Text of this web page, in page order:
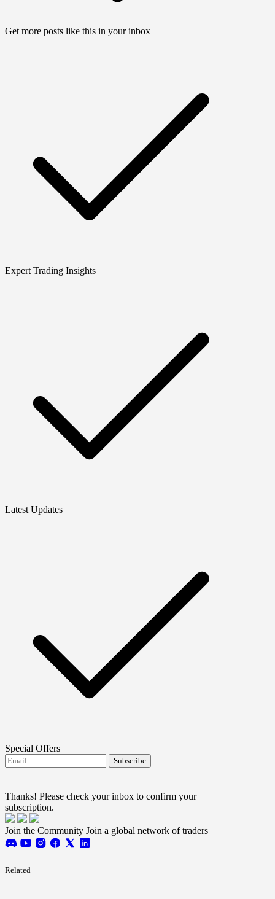
Get more posts like this in your inbox
Expert Trading Insights
Latest Updates
Special Offers
Subscribe
Thanks! Please check your inbox to confirm your
subscription.
Join the Community Join a global network of traders
Related